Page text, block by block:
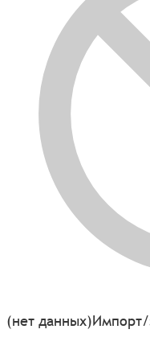
(нет данных)Импорт/